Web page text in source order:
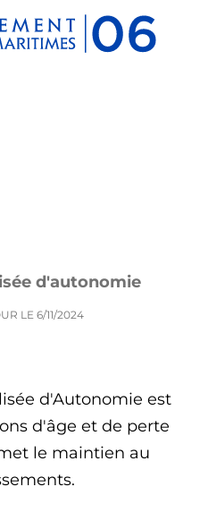
d'autonomie
LE 6/11/2024
d'Autonomie est
d'âge et de perte
le maintien au